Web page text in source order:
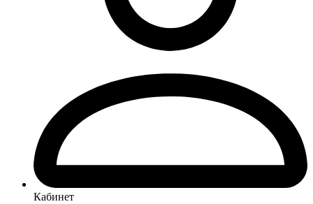
Кабинет